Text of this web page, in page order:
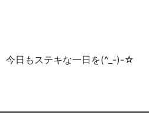
今日もステキな一日を(^_-)-☆